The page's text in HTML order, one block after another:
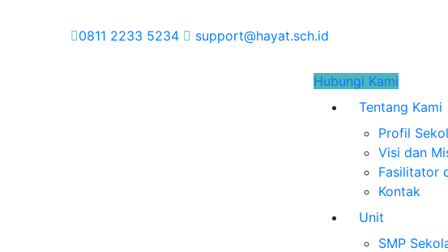
0811 2233 5234 support@hayat.sch.id
Hubungi Kami
Tentang Kami
Profil
Visi dan
Fasilitator
Kontak
Unit
SMP